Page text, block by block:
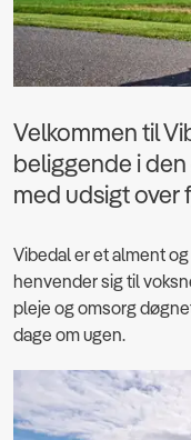
Velkommen til
beliggende i
med udsigt over
Vibedal er et alment
henvender sig til
pleje og omsorg
dage om ugen.